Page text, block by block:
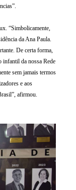
“Simbolicamente,
da Ana Paula.
De certa forma,
infantil da nossa Rede
sem jamais termos
e aos
afirmou.